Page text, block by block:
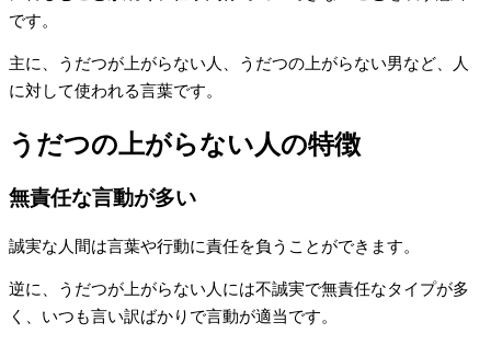
です。
主に、うだつが上がらない人、うだつの上がらない男など、人
に対して使われる言葉です。
うだつの上がらない人の特徴
無責任な言動が多い
誠実な人間は言葉や行動に責任を負うことができます。
逆に、うだつが上がらない人には不誠実で無責任なタイプが多
く、いつも言い訳ばかりで言動が適当です。